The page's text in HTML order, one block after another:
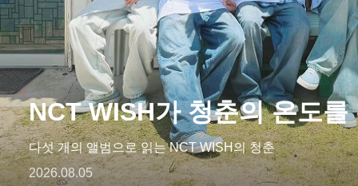
NCT WISH가 청춘의 온도를
다섯 개의 앨범으로 읽는 NCT WISH의 청춘
2026.08.05